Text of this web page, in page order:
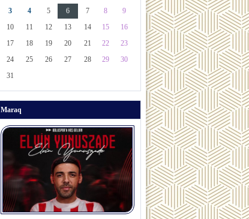
3
4 5 6 7 8
9
10
11 12 13 14 15
16
17
18 19 20 21 22
23
24
25 26 27 28 29
30
31
Maraq